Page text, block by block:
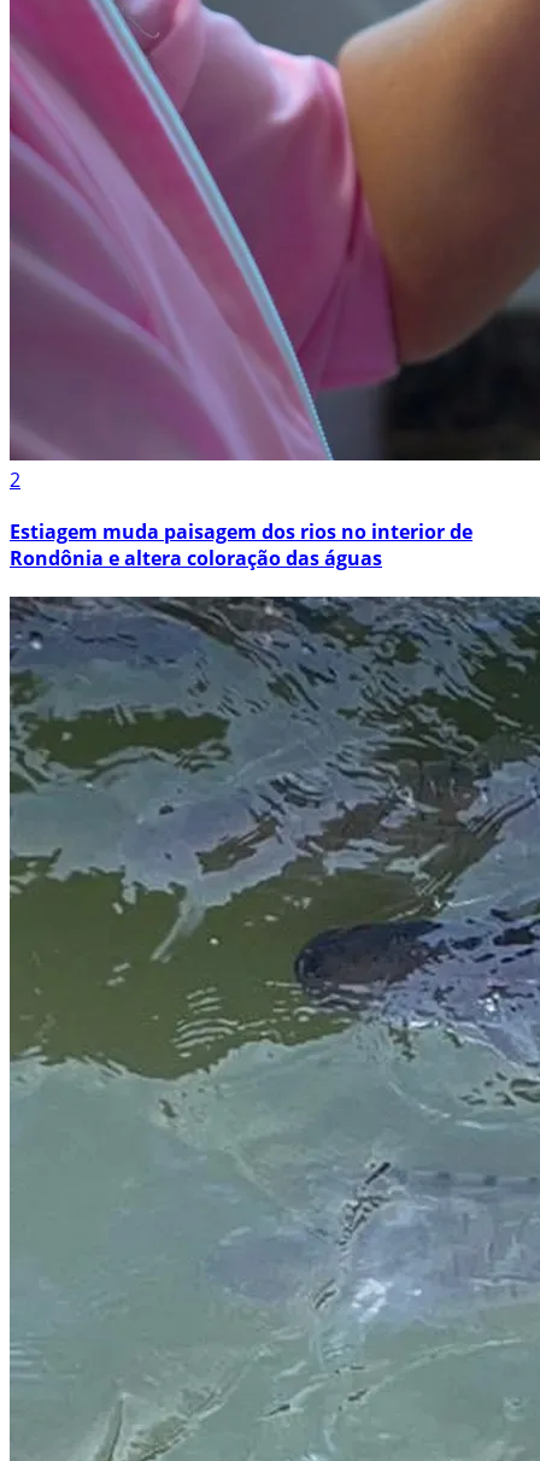
2
Estiagem muda paisagem dos rios no interior de
Rondônia e altera coloração das águas